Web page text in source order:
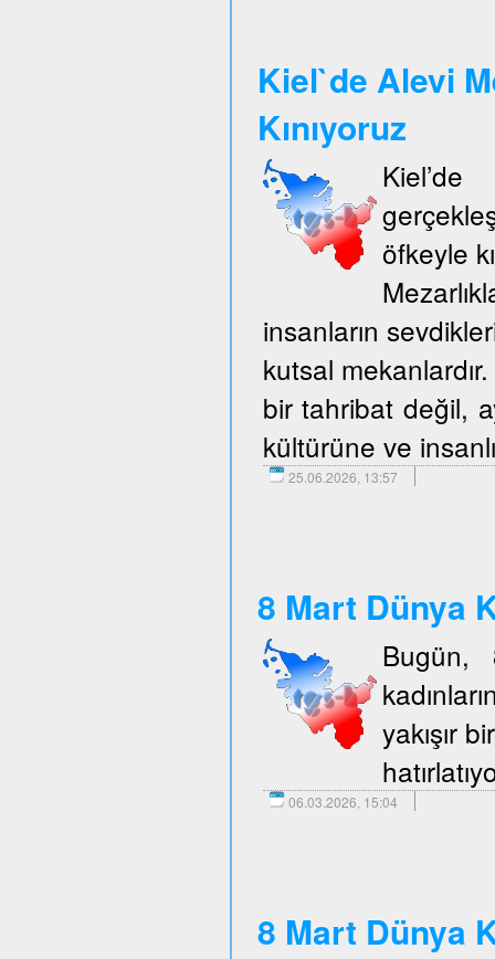
Kiel`de Alevi
Kınıyoruz
öfkeyle
insanların
kutsal
bir tahribat değil,
kültürüne ve
25.06.2026, 13:57
8 Mart Dünya
Bugün,
yakışır
06.03.2026, 15:04
8 Mart Dünya